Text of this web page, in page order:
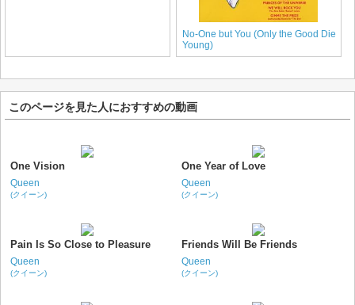
No-One but You (Only the Good Die
Young)
このページを見た人におすすめの動画
One Vision
Queen
(クイーン)
One Year of Love
Queen
(クイーン)
Pain Is So Close to Pleasure
Queen
(クイーン)
Friends Will Be Friends
Queen
(クイーン)